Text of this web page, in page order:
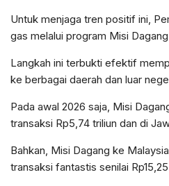
Untuk menjaga tren positif ini,
gas melalui program Misi
Langkah ini terbukti efektif
ke berbagai daerah dan luar
Pada awal 2026 saja, Misi
transaksi Rp5,74 triliun dan di
Bahkan, Misi Dagang ke
transaksi fantastis senilai